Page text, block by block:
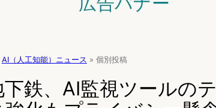
AI（人工知能）ニュース » 個別投稿
鉄、AI監視ツールの